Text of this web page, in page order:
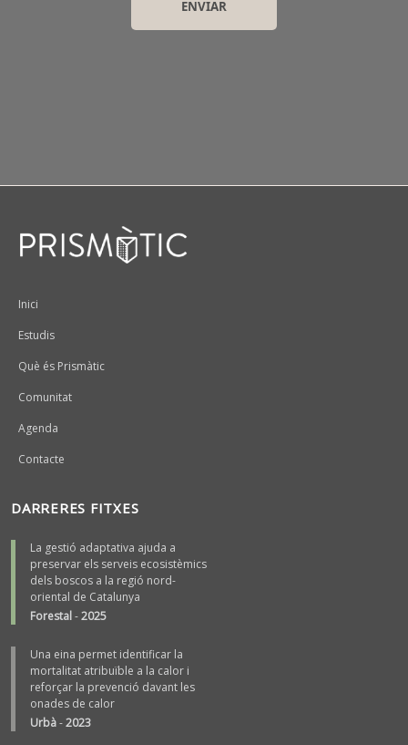
Peu
Inici
Estudis
Què és Prismàtic
Comunitat
Agenda
Contacte
DARRERES FITXES
La gestió adaptativa ajuda a
preservar els serveis ecosistèmics
dels boscos a la regió nord-
oriental de Catalunya
Forestal-2025
Una eina permet identificar la
mortalitat atribuïble a la calor i
reforçar la prevenció davant les
onades de calor
Urbà-2023